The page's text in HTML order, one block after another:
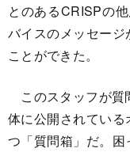
とのあるCRISPの
バイスのメッセー
ことができた。
このスタッフが質
体に公開されてい
つ「質問箱」だ。